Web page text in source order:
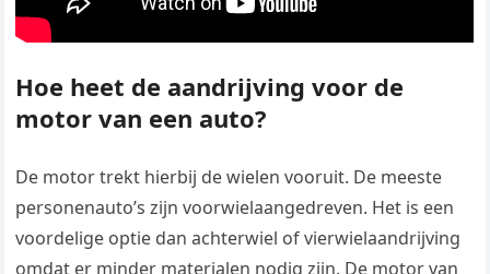
Hoe heet de aandrijving voor de
motor van een auto?
De motor trekt hierbij de wielen vooruit. De meeste
personenauto’s zijn voorwielaangedreven. Het is een
voordelige optie dan achterwiel of vierwielaandrijving
omdat er minder materialen nodig zijn. De motor van